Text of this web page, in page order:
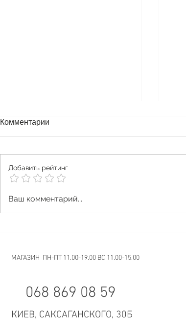
Skwezed Krem
Комментарии
Добавить рейтинг
Ваш комментарий...
МАГАЗИН ПН-ПТ 11.00-19.00 ВС 11.00-15.00
068 869 08 59
КИЕВ, САКСАГАНСКОГО, 30Б